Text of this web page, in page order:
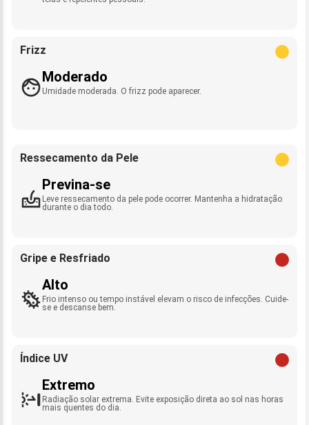
Frizz
Moderado
Umidade moderada. O frizz pode aparecer.
Ressecamento da Pele
Previna-se
Leve ressecamento da pele pode ocorrer. Mantenha a hidratação
durante o dia todo.
Gripe e Resfriado
Alto
Frio intenso ou tempo instável elevam o risco de infecções. Cuide-
se e descanse bem.
Índice UV
Extremo
Radiação solar extrema. Evite exposição direta ao sol nas horas
mais quentes do dia.